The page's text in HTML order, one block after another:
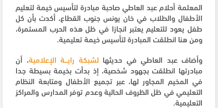
المعلمة أحلام عبد العاطي صاحبة مبادرة لتأسيس خيمة لتعليم
الأطفال والطلاب في خان يونس جنوب القطاع، أكدت بأن كل
طفل يعود للتعليم يعتبر انجازا في ظل هذه الحرب المستمرة،
ومن هنا انطلقت المبادرة لتأسيس خيمة تعليمية.
وأضاف عبد العاطي في حديثهالشبكة رايـــة الإعلامية، أن
مبادرتها انطلقت بجهود شخصية، إذ بدأت بخيمة بسيطة جدا
في المخيم المجاور لها، عبر تجميع الأطفال ومتابعة النظام
التعليمي في ظل الظروف الحالية وعدم توفر المدارس والمراكز
التعليمية.